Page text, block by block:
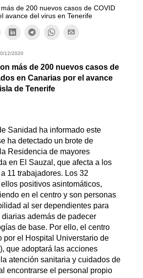
de 200 nuevos casos de COVID
avance del virus en Tenerife
12/2020
más de 200 nuevos casos de
en Canarias por el avance
de Tenerife
Sanidad ha informado este
ha detectado un brote de
Residencia de mayores
en El Sauzal, que afecta a los
11 trabajadores. Los 32
positivos asintomáticos,
en el centro y son personas
al ser dependientes para
además de padecer
de base. Por ello, el centro
por el Hospital Universtario de
que adoptará las acciones
atención sanitaria y cuidados de
encontrarse el personal propio